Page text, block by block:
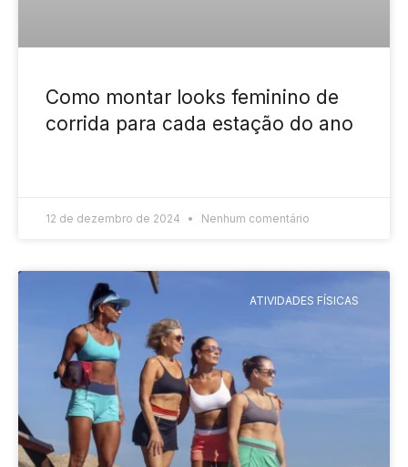
Como montar looks feminino de
corrida para cada estação do ano
12 de dezembro de 2024 Nenhum comentário
ATIVIDADES FÍSICAS